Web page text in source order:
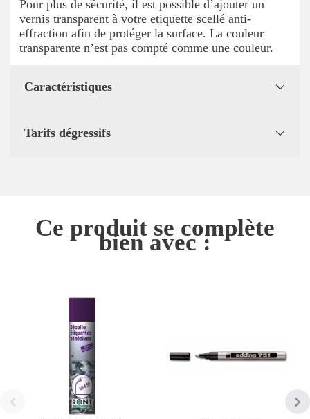
Pour plus de sécurité, il est possible d’ajouter un
vernis transparent à votre etiquette scellé anti-
effraction afin de protéger la surface. La couleur
transparente n’est pas compté comme une couleur.
Caractéristiques
Tarifs dégressifs
Ce produit se complète
bien avec :